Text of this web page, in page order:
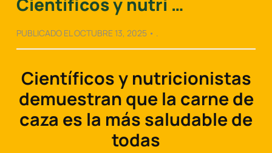
PUBLICADO EL OCTUBRE 13, 2025 • .
Científicos y nutricionistas
demuestran que la carne de
caza es la más saludable de
todas